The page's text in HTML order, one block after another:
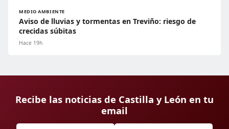
MEDIO AMBIENTE
Aviso de lluvias y tormentas en Treviño: riesgo de
crecidas súbitas
Hace 19h
Recibe las noticias de Castilla y León en tu
email